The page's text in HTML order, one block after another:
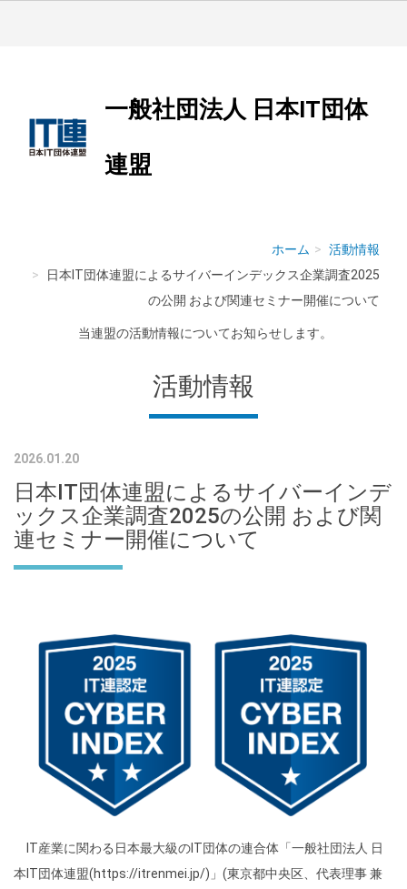
一般社団法人 日本IT団体
連盟
ホーム
活動情報
日本IT団体連盟によるサイバーインデックス企業調査2025
の公開 および関連セミナー開催について
当連盟の活動情報についてお知らせします。
活動情報
2026.01.20
日本IT団体連盟によるサイバーインデ
ックス企業調査2025の公開 および関
連セミナー開催について
IT産業に関わる日本最大級のIT団体の連合体「一般社団法人 日
本IT団体連盟(https://itrenmei.jp/)」(東京都中央区、代表理事 兼